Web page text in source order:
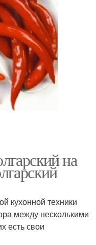
на
кухонной техники
между несколькими
есть свои